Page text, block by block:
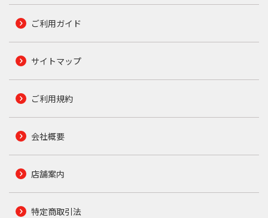
ご利用ガイド
サイトマップ
ご利用規約
会社概要
店舗案内
特定商取引法